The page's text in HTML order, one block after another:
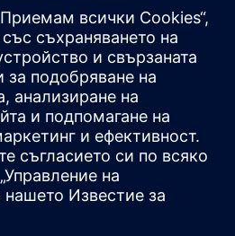
производители и
ограничения на JIT/JIS, да
BOMs и да решават
партиди преди планиране.
на MBOM, готовността за
за изтегляне и одити